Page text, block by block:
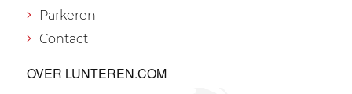
Parkeren
Contact
OVER LUNTEREN.COM